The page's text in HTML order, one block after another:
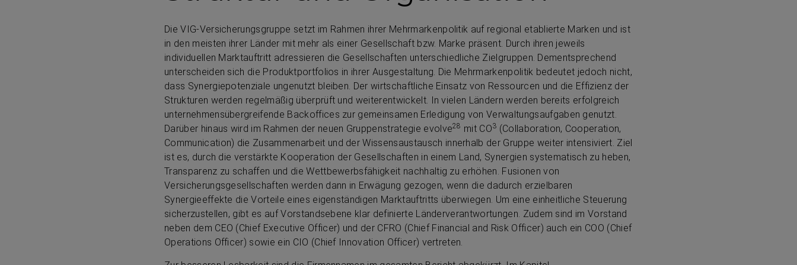
Die VIG-Versicherungsgruppe setzt im Rahmen ihrer Mehrmarkenpolitik auf regional etablierte Marken und ist
in den meisten ihrer Länder mit mehr als einer Gesellschaft bzw. Marke präsent. Durch ihren jeweils
individuellen Marktauftritt adressieren die Gesellschaften unterschiedliche Zielgruppen. Dementsprechend
unterscheiden sich die Produktportfolios in ihrer Ausgestaltung. Die Mehrmarkenpolitik bedeutet jedoch nicht,
dass Synergiepotenziale ungenutzt bleiben. Der wirtschaftliche Einsatz von Ressourcen und die Effizienz der
Strukturen werden regelmäßig überprüft und weiterentwickelt. In vielen Ländern werden bereits erfolgreich
unternehmensübergreifende Backoffices zur gemeinsamen Erledigung von Verwaltungsaufgaben genutzt.
Darüber hinaus wird im Rahmen der neuen Gruppenstrategie evolve28 mit CO3 (Collaboration, Cooperation,
Communication) die Zusammenarbeit und der Wissensaustausch innerhalb der Gruppe weiter intensiviert. Ziel
ist es, durch die verstärkte Kooperation der Gesellschaften in einem Land, Synergien systematisch zu heben,
Transparenz zu schaffen und die Wettbewerbsfähigkeit nachhaltig zu erhöhen. Fusionen von
Versicherungsgesellschaften werden dann in Erwägung gezogen, wenn die dadurch erzielbaren
Synergieeffekte die Vorteile eines eigenständigen Marktauftritts überwiegen. Um eine einheitliche Steuerung
sicherzustellen, gibt es auf Vorstandsebene klar definierte Länderverantwortungen. Zudem sind im Vorstand
neben dem CEO (Chief Executive Officer) und der CFRO (Chief Financial and Risk Officer) auch ein COO (Chief
Operations Officer) sowie ein CIO (Chief Innovation Officer) vertreten.